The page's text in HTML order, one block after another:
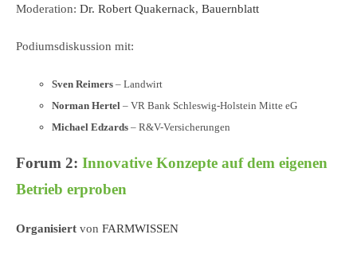
Moderation: Dr. Robert Quakernack, Bauernblatt
Podiumsdiskussion mit:
Sven Reimers – Landwirt
Norman Hertel – VR Bank Schleswig-Holstein Mitte eG
Michael Edzards – R&V-Versicherungen
Forum 2: Innovative Konzepte auf dem eigenen
Betrieb erproben
Organisiert von FARMWISSEN